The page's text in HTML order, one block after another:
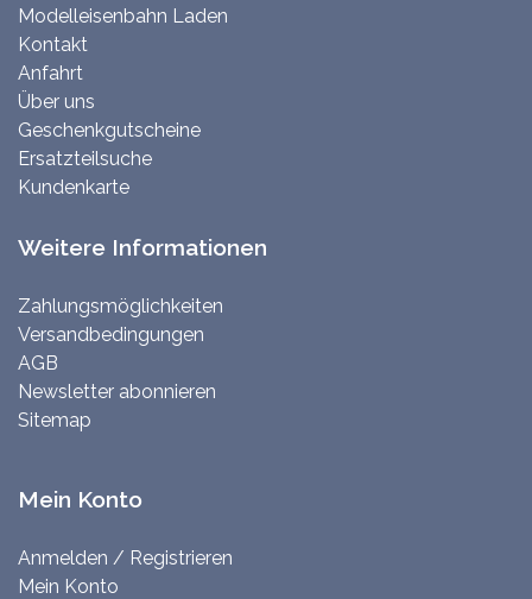
Modelleisenbahn Laden
Kontakt
Anfahrt
Über uns
Geschenkgutscheine
Ersatzteilsuche
Kundenkarte
Weitere Informationen
Zahlungsmöglichkeiten
Versandbedingungen
AGB
Newsletter abonnieren
Sitemap
Mein Konto
Anmelden / Registrieren
Mein Konto